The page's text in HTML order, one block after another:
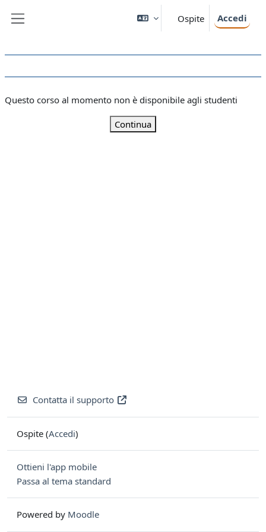
Ospite Accedi
Questo corso al momento non è disponibile agli studenti
Continua
Contatta il supporto
Ospite (Accedi)
Ottieni l'app mobile
Passa al tema standard
Powered by Moodle